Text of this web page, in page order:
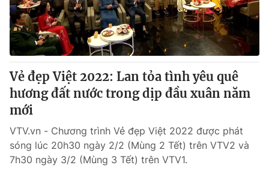
Vẻ đẹp Việt 2022: Lan tỏa tình yêu quê
hương đất nước trong dịp đầu xuân năm
mới
VTV.vn - Chương trình Vẻ đẹp Việt 2022 được phát
sóng lúc 20h30 ngày 2/2 (Mùng 2 Tết) trên VTV2 và
7h30 ngày 3/2 (Mùng 3 Tết) trên VTV1.